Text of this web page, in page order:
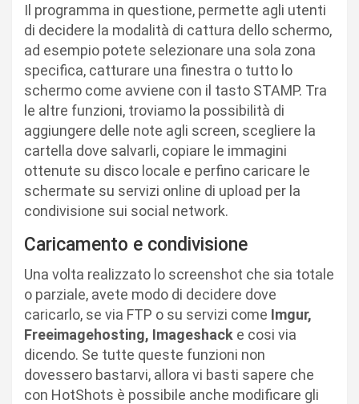
Il programma in questione, permette agli utenti
di decidere la modalità di cattura dello schermo,
ad esempio potete selezionare una sola zona
specifica, catturare una finestra o tutto lo
schermo come avviene con il tasto STAMP. Tra
le altre funzioni, troviamo la possibilità di
aggiungere delle note agli screen, scegliere la
cartella dove salvarli, copiare le immagini
ottenute su disco locale e perfino caricare le
schermate su servizi online di upload per la
condivisione sui social network.
Caricamento e condivisione
Una volta realizzato lo screenshot che sia totale
o parziale, avete modo di decidere dove
caricarlo, se via FTP o su servizi come Imgur,
Freeimagehosting, Imageshack e cosi via
dicendo. Se tutte queste funzioni non
dovessero bastarvi, allora vi basti sapere che
con HotShots è possibile anche modificare gli